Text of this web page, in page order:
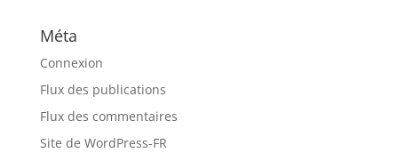
Méta
Connexion
Flux des publications
Flux des commentaires
Site de WordPress-FR